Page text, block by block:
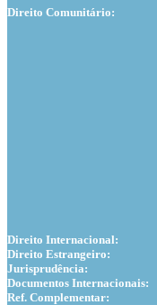
Direito Comunitário:
Direito Internacional:
Direito Estrangeiro:
Jurisprudência:
Documentos Internacionais:
Ref. Complementar: